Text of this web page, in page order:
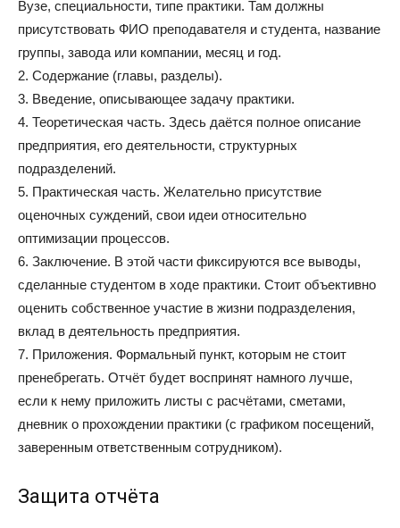
Вузе, специальности, типе практики. Там должны
присутствовать ФИО преподавателя и студента, название
группы, завода или компании, месяц и год.
2. Содержание (главы, разделы).
3. Введение, описывающее задачу практики.
4. Теоретическая часть. Здесь даётся полное описание
предприятия, его деятельности, структурных
подразделений.
5. Практическая часть. Желательно присутствие
оценочных суждений, свои идеи относительно
оптимизации процессов.
6. Заключение. В этой части фиксируются все выводы,
сделанные студентом в ходе практики. Стоит объективно
оценить собственное участие в жизни подразделения,
вклад в деятельность предприятия.
7. Приложения. Формальный пункт, которым не стоит
пренебрегать. Отчёт будет воспринят намного лучше,
если к нему приложить листы с расчётами, сметами,
дневник о прохождении практики (с графиком посещений,
заверенным ответственным сотрудником).
Защита отчёта